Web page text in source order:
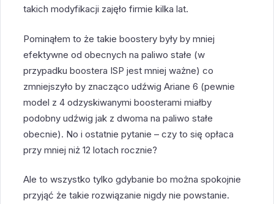
takich modyfikacji zajęło firmie kilka lat.
Pominąłem to że takie boostery były by mniej
efektywne od obecnych na paliwo stałe (w
przypadku boostera ISP jest mniej ważne) co
zmniejszyło by znacząco udźwig Ariane 6 (pewnie
model z 4 odzyskiwanymi boosterami miałby
podobny udźwig jak z dwoma na paliwo stałe
obecnie). No i ostatnie pytanie – czy to się opłaca
przy mniej niż 12 lotach rocznie?
Ale to wszystko tylko gdybanie bo można spokojnie
przyjąć że takie rozwiązanie nigdy nie powstanie.